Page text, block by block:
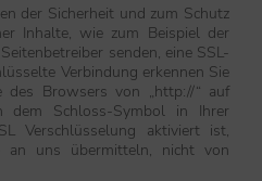
der Sicherheit und zum Schutz
Inhalte, wie zum Beispiel der
senden, eine SSL-
Verbindung erkennen Sie
des Browsers von „http://“ auf
dem Schloss-Symbol in Ihrer
Verschlüsselung aktiviert ist,
an uns übermitteln, nicht von